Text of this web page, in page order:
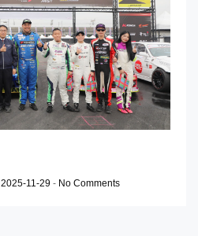
2025-11-29 - No Comments